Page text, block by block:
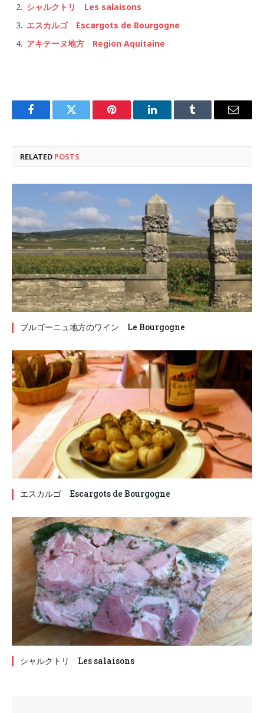
シャルクトリ Les salaisons
エスカルゴ Escargots de Bourgogne
アキテーヌ地方 Region Aquitaine
FacebookTwitter Pinterest LinkedInTumblr Email
RELATED POSTS
ブルゴーニュ地方のワイン Le Bourgogne
エスカルゴ Escargots de Bourgogne
シャルクトリ Les salaisons